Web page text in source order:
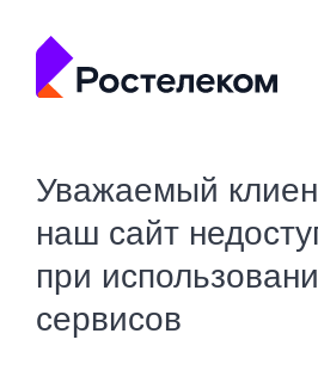
Уважаемый
наш сайт
при
сервисов